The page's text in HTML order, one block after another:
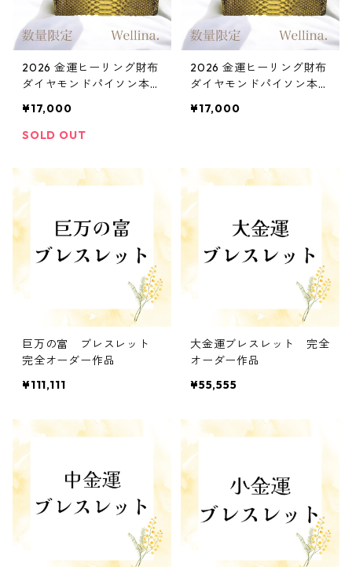
2026 金運ヒーリング財布
ダイヤモンドパイソン本
¥17,000
SOLD OUT
2026 金運ヒーリング財布
ダイヤモンドパイソン本
¥17,000
巨万の富 ブレスレット
完全オーダー作品
¥111,111
大金運ブレスレット 完全
オーダー作品
¥55,555